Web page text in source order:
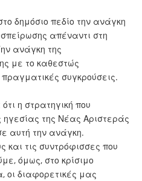
δημόσιο πεδίο την ανάγκη
απέναντι στη
ανάγκη της
με το καθεστώς
συγκρούσεις.
η στρατηγική που
ηγεσίας της Νέας Αριστεράς
αυτή την ανάγκη.
και τις συντρόφισσες που
όμως, στο κρίσιμο
οι διαφορετικές μας